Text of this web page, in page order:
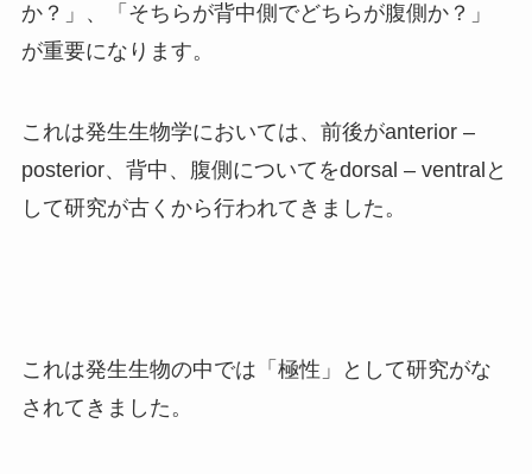
か？」、「そちらが背中側でどちらが腹側か？」
が重要になります。
これは発生生物学においては、前後がanterior –
posterior、背中、腹側についてをdorsal – ventralと
して研究が古くから行われてきました。
これは発生生物の中では「極性」として研究がな
されてきました。